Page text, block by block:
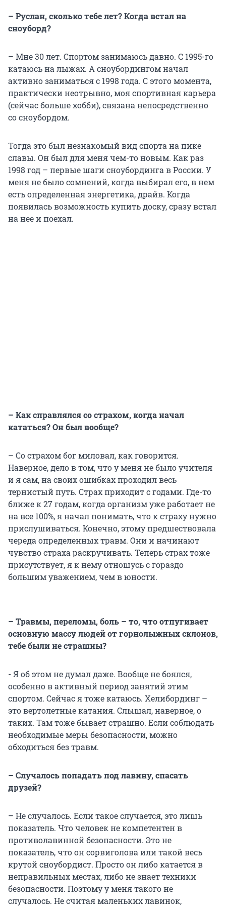
– Руслан, сколько тебе лет? Когда встал на
сноуборд?
– Мне 30 лет. Спортом занимаюсь давно. С 1995-го
катаюсь на лыжах. А сноубордингом начал
активно заниматься с 1998 года. С этого момента,
практически неотрывно, моя спортивная карьера
(сейчас больше хобби), связана непосредственно
со сноубордом.
Тогда это был незнакомый вид спорта на пике
славы. Он был для меня чем-то новым. Как раз
1998 год – первые шаги сноубординга в России. У
меня не было сомнений, когда выбирал его, в нем
есть определенная энергетика, драйв. Когда
появилась возможность купить доску, сразу встал
на нее и поехал.
– Как справлялся со страхом, когда начал
кататься? Он был вообще?
– Со страхом бог миловал, как говорится.
Наверное, дело в том, что у меня не было учителя
и я сам, на своих ошибках проходил весь
тернистый путь. Страх приходит с годами. Где-то
ближе к 27 годам, когда организм уже работает не
на все 100%, я начал понимать, что к страху нужно
прислушиваться. Конечно, этому предшествовала
череда определенных травм. Они и начинают
чувство страха раскручивать. Теперь страх тоже
присутствует, я к нему отношусь с гораздо
большим уважением, чем в юности.
– Травмы, переломы, боль – то, что отпугивает
основную массу людей от горнолыжных склонов,
тебе были не страшны?
- Я об этом не думал даже. Вообще не боялся,
особенно в активный период занятий этим
спортом. Сейчас я тоже катаюсь. Хелибординг –
это вертолетные катания. Слышал, наверное, о
таких. Там тоже бывает страшно. Если соблюдать
необходимые меры безопасности, можно
обходиться без травм.
– Случалось попадать под лавину, спасать
друзей?
– Не случалось. Если такое случается, это лишь
показатель. Что человек не компетентен в
противолавинной безопасности. Это не
показатель, что он сорвиголова или такой весь
крутой сноубордист. Просто он либо катается в
неправильных местах, либо не знает техники
безопасности. Поэтому у меня такого не
случалось. Не считая маленьких лавинок,